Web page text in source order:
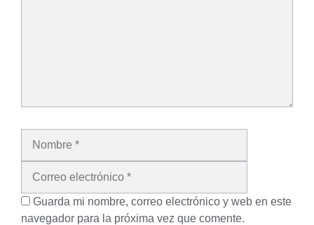
Guarda mi nombre, correo electrónico y web en este
navegador para la próxima vez que comente.